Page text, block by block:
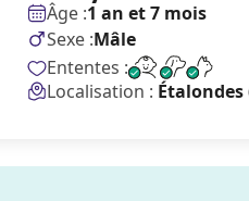
Âge :1 an et 7 mois
Sexe :Mâle
Ententes :
Localisation : Étalondes